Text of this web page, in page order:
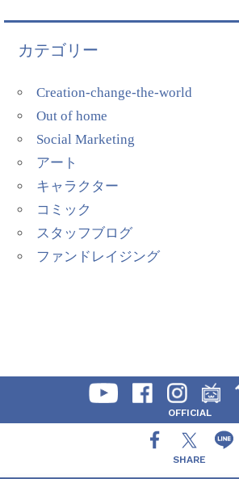
カテゴリー
Creation-change-the-world
Out of home
Social Marketing
アート
キャラクター
コミック
スタッフブログ
ファンドレイジング
OFFICIAL
SHARE